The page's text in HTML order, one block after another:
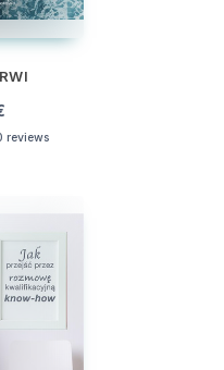
reviews